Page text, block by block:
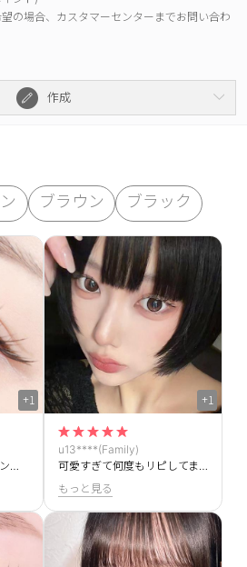
の場合、カスタマーセンターまでお問い合わ
作成
ブラウン ブラック
+1
ふんわり溶け込むブラウンのカラーが本当に大好きで、、💞これはもう人生カラコン確定です！！
+1
u13****(Family)
可愛すぎて何度もリピしてます！＞＜デカ目なんだけどナチュラルにもれて神
もっと見る